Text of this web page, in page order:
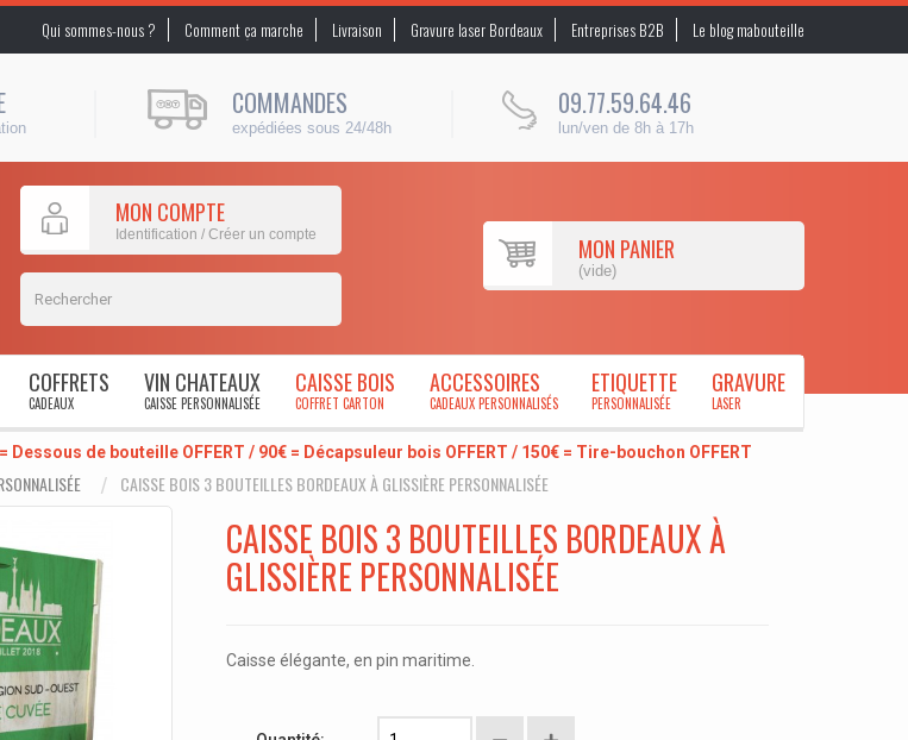
Qui sommes-nous ? Comment ça marche Livraison Gravure laser Bordeaux Entreprises B2B Le blog mabouteille
COMMANDES
expédiées sous 24/48h
09.77.59.64.46
lun/ven de 8h à 17h
MON COMPTE
Identification / Créer un compte MON PANIER
(vide)
COFFRETS
CADEAUX
VIN CHATEAUX
CAISSE PERSONNALISÉE
CAISSE BOIS
COFFRET CARTON
ACCESSOIRES
CADEAUX PERSONNALISÉS
ETIQUETTE
PERSONNALISÉE
GRAVURE
LASER
de bouteille OFFERT / 90€ = Décapsuleur bois OFFERT / 150€ = Tire-bouchon OFFERT
CAISSE BOIS 3 BOUTEILLES BORDEAUX À GLISSIÈRE PERSONNALISÉE
CAISSE BOIS 3 BOUTEILLES BORDEAUX À
GLISSIÈRE PERSONNALISÉE
Caisse élégante, en pin maritime.